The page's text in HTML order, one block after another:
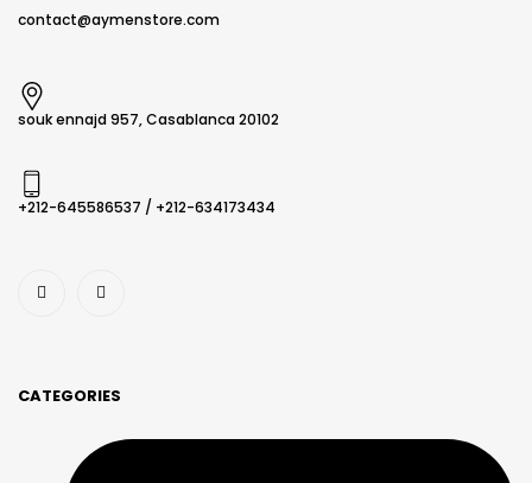
contact@aymenstore.com
souk ennajd 957, Casablanca 20102
+212-645586537​ / +212-634173434
CATEGORIES